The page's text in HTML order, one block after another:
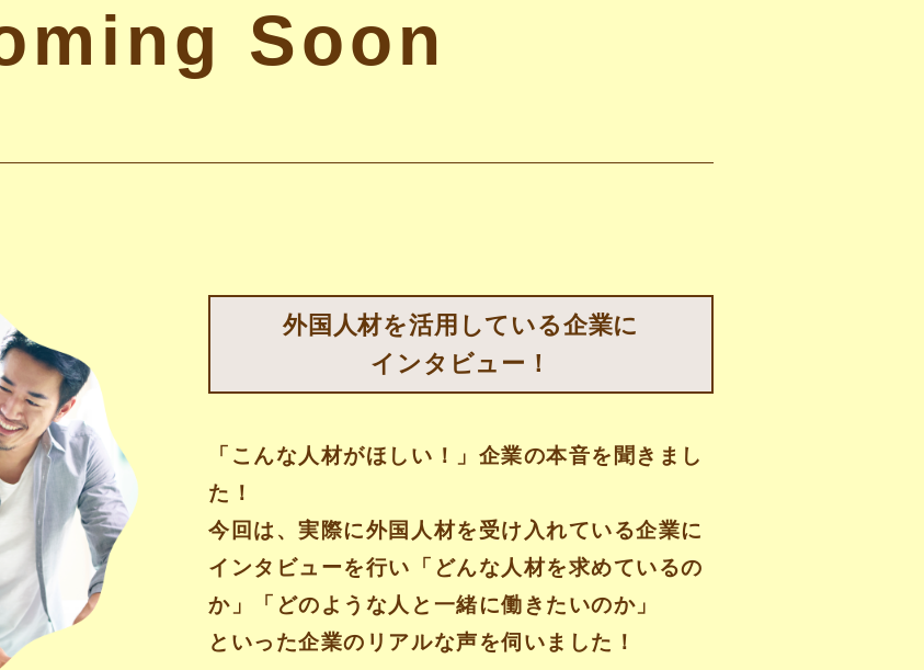
Soon
外国人材を活用している企業に
インタビュー！
「こんな人材がほしい！」企業の本音を聞きまし
た！
今回は、実際に外国人材を受け入れている企業に
インタビューを行い「どんな人材を求めているの
か」「どのような人と一緒に働きたいのか」
といった企業のリアルな声を伺いました！